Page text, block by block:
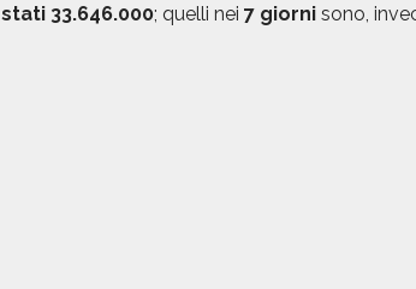
33.646.000; quelli nei 7 giorni sono,